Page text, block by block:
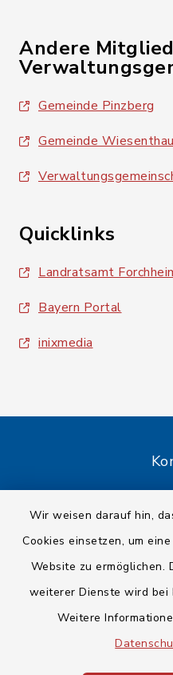
Wir weisen darauf hin,
Cookies einsetzen, um
Website zu ermöglichen.
weiterer Dienste wird bei
Weitere
Andere
Gemeinde Pinzberg
Gemeinde Wiesenthau
Quicklinks
Landratsamt
Bayern Portal
inixmedia
Cookie-